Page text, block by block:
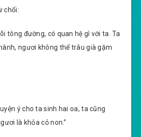
chối:
tông đường, có quan hệ gì với ta. Ta
ngươi không thể trâu già gặm
ý cho ta sinh hai oa, ta cũng
là khỏa cỏ non.”